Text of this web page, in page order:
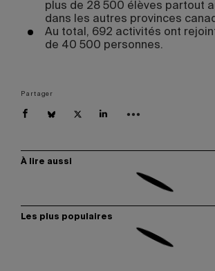
plus de 28 500 élèves partout
dans les autres provinces
Au total, 692 activités ont
de 40 500 personnes.
Partager
À lire aussi
Les plus populaires